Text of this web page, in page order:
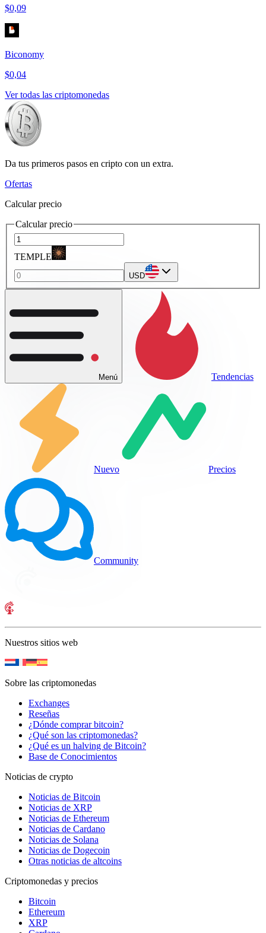
$0,09
Biconomy
$0,04
Ver todas las criptomonedas
Da tus primeros pasos en cripto con un extra.
Ofertas
Calcular precio
Calcular precio
TEMPLE
USD
Menú Tendencias
Nuevo Precios
Community
Nuestros sitios web
Sobre las criptomonedas
Exchanges
Reseñas
¿Dónde comprar bitcoin?
¿Qué son las criptomonedas?
¿Qué es un halving de Bitcoin?
Base de Conocimientos
Noticias de crypto
Noticias de Bitcoin
Noticias de XRP
Noticias de Ethereum
Noticias de Cardano
Noticias de Solana
Noticias de Dogecoin
Otras noticias de altcoins
Criptomonedas y precios
Bitcoin
Ethereum
XRP